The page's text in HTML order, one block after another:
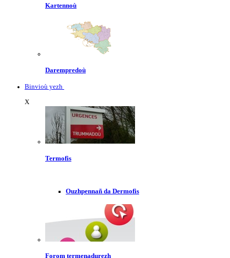
Kartennoù
Darempredoù
Binvioù yezh
X
Termofis
Ouzhpennañ da Dermofis
Forom termenadurezh